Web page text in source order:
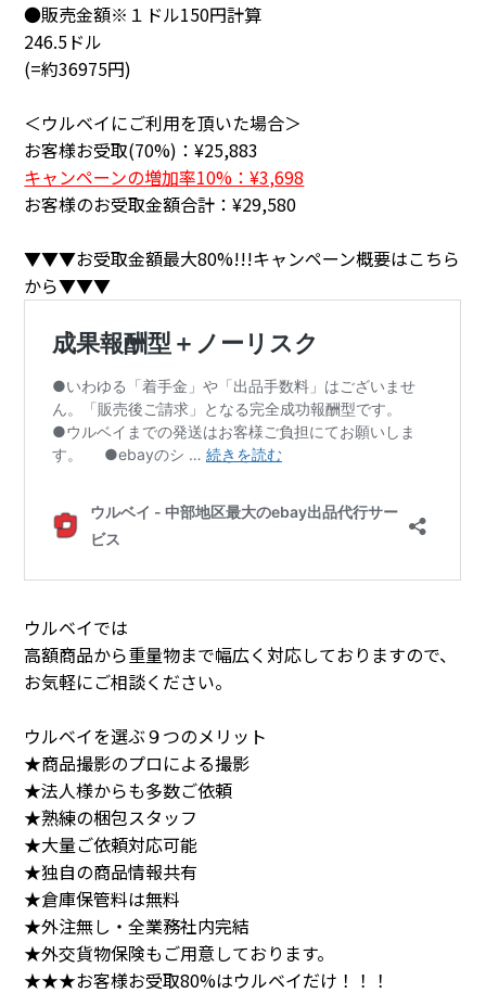
●販売金額※１ドル150円計算
246.5ドル
(=約36975円)
＜ウルベイにご利用を頂いた場合＞
お客様お受取(70%)：¥25,883
キャンペーンの増加率10%：¥3,698
お客様のお受取金額合計：¥29,580
▼▼▼お受取金額最大80%!!!キャンペーン概要はこちら
から▼▼▼
ウルベイでは
高額商品から重量物まで幅広く対応しておりますので、
お気軽にご相談ください。
ウルベイを選ぶ９つのメリット
★商品撮影のプロによる撮影
★法人様からも多数ご依頼
★熟練の梱包スタッフ
★大量ご依頼対応可能
★独自の商品情報共有
★倉庫保管料は無料
★外注無し・全業務社内完結
★外交貨物保険もご用意しております。
★★★お客様お受取80%はウルベイだけ！！！